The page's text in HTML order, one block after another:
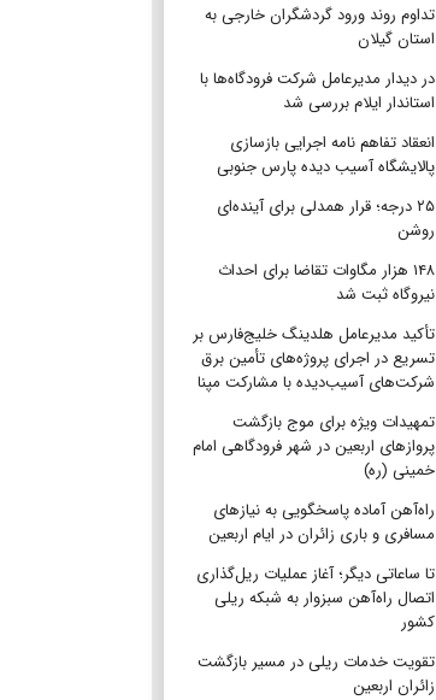
تداوم روند ورود گردشگران خارجی به
استان گیلان
در دیدار مدیرعامل شرکت فرودگاه‌ها با
استاندار ایلام بررسی شد
انعقاد تفاهم نامه اجرایی بازسازی
پالایشگاه آسیب دیده پارس جنوبی
۲۵ درجه؛ قرار همدلی برای آینده‌ای
روشن
۱۴۸ هزار مگاوات تقاضا برای احداث
نیروگاه ثبت شد
تأکید مدیرعامل هلدینگ خلیج‌فارس بر
تسریع در اجرای پروژه‌های تأمین برق
شرکت‌های آسیب‌دیده با مشارکت مپنا
تمهیدات ویژه برای موج بازگشت
پروازهای اربعین در شهر فرودگاهی امام
خمینی (ره)
راه‌آهن آماده پاسخگویی به نیازهای
مسافری و باری زائران در ایام اربعین
تا ساعاتی دیگر؛ آغاز عملیات ریل‌گذاری
اتصال راه‌آهن سبزوار به شبکه ریلی
کشور
تقویت خدمات ریلی در مسیر بازگشت
زائران اربعین